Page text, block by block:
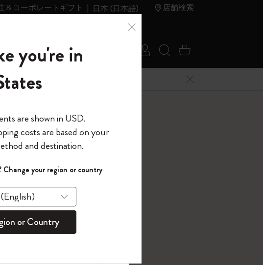
＆コーポレートギフト 日本 (日本語) 店舗検索
界
カテゴリ
ール
ログイン
世界へようこそ
レス
スで情報を保存する
ン
検索 (キーワード
カート 0 アイ
メニューを閉じる
プロ ノートブック
グリーンフォレスト
¥ 5,830
Select a color
ンの世界へようこそ
員登録して、コード
」を入力すると、初
オフ＋送料無料になり
ル・アウトレット品は
適用外。
you're in
are shown in USD.
costs are based on your
and destination.
your region or country
or Country